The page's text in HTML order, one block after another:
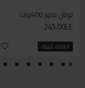
سيليكون متعدد الاستخدام
70.00LE
اضافة للسلة
توتال بلاور 400وات
245.00LE
اضافة للسلة